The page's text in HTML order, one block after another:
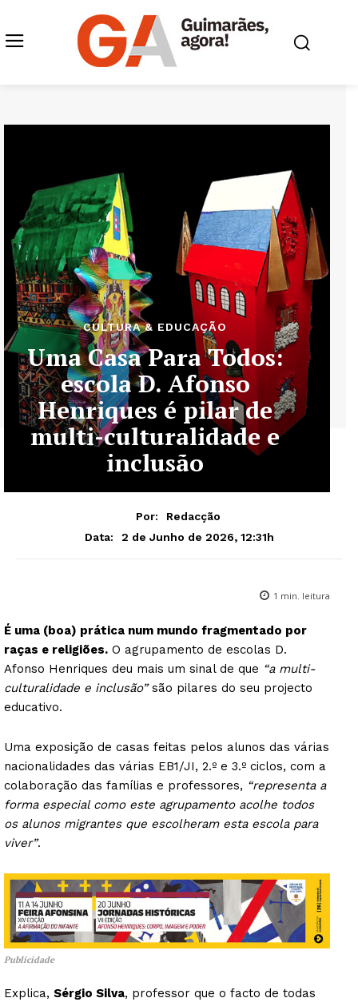
CULTURA & EDUCAÇÃO
Uma Casa Para Todos:
escola D. Afonso
Henriques é pilar de
multi-culturalidade e
inclusão
Por:
Redacção
Data:
2 de Junho de 2026, 12:31h
1 min. leitura
É uma (boa) prática num mundo fragmentado por
raças e religiões. O agrupamento de escolas D.
Afonso Henriques deu mais um sinal de que “a multi-
culturalidade e inclusão”são pilares do seu projecto
educativo.
Uma exposição de casas feitas pelos alunos das várias
nacionalidades das várias EB1/JI, 2.º e 3.º ciclos, com a
colaboração das famílias e professores, “representa a
forma especial como este agrupamento acolhe todos
os alunos migrantes que escolheram esta escola para
viver”.
Publicidade
Explica, Sérgio Silva, professor que o facto de todas